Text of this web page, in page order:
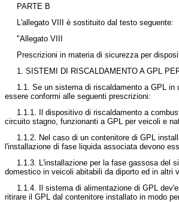
PARTE B
L'allegato VIII è sostituito dal testo seguente:
"Allegato VIII
Prescrizioni in materia di sicurezza per
1. SISTEMI DI RISCALDAMENTO A GPL
1.1. Se un sistema di riscaldamento a GPL
essere conformi alle seguenti prescrizioni:
1.1.1. Il dispositivo di riscaldamento a
circuito stagno, funzionanti a GPL per veicoli e
1.1.2. Nel caso di un contenitore di GPL
l'installazione di fase liquida associata devono
1.1.3. L'installazione per la fase gassosa del
domestico in veicoli abitabili da diporto ed in altri
1.1.4. Il sistema di alimentazione di GPL
ritirare il GPL dal contenitore installato in modo